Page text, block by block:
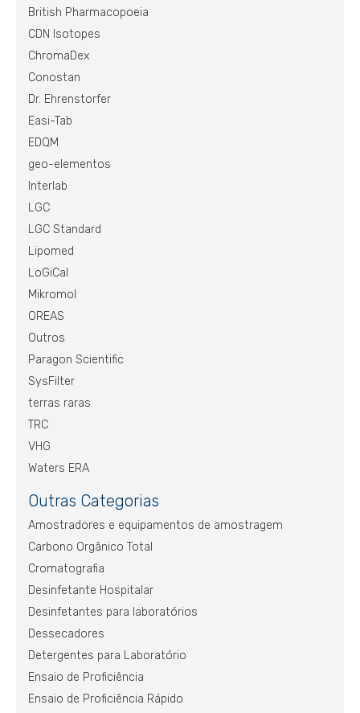
British Pharmacopoeia
CDN Isotopes
ChromaDex
Conostan
Dr. Ehrenstorfer
Easi-Tab
EDQM
geo-elementos
Interlab
LGC
LGC Standard
Lipomed
LoGiCal
Mikromol
OREAS
Outros
Paragon Scientific
SysFilter
terras raras
TRC
VHG
Waters ERA
Outras Categorias
Amostradores e equipamentos de amostragem
Carbono Orgânico Total
Cromatografia
Desinfetante Hospitalar
Desinfetantes para laboratórios
Dessecadores
Detergentes para Laboratório
Ensaio de Proficiência
Ensaio de Proficiência Rápido